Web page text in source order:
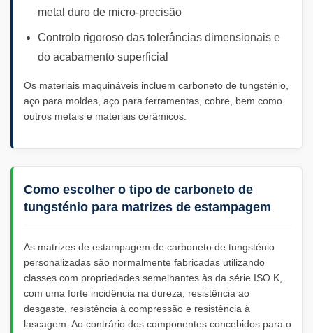
metal duro de micro-precisão
Controlo rigoroso das tolerâncias dimensionais e
do acabamento superficial
Os materiais maquináveis incluem carboneto de tungsténio,
aço para moldes, aço para ferramentas, cobre, bem como
outros metais e materiais cerâmicos.
Como escolher o tipo de carboneto de
tungsténio para matrizes de estampagem
As matrizes de estampagem de carboneto de tungsténio
personalizadas são normalmente fabricadas utilizando
classes com propriedades semelhantes às da série ISO K,
com uma forte incidência na dureza, resistência ao
desgaste, resistência à compressão e resistência à
lascagem. Ao contrário dos componentes concebidos para o